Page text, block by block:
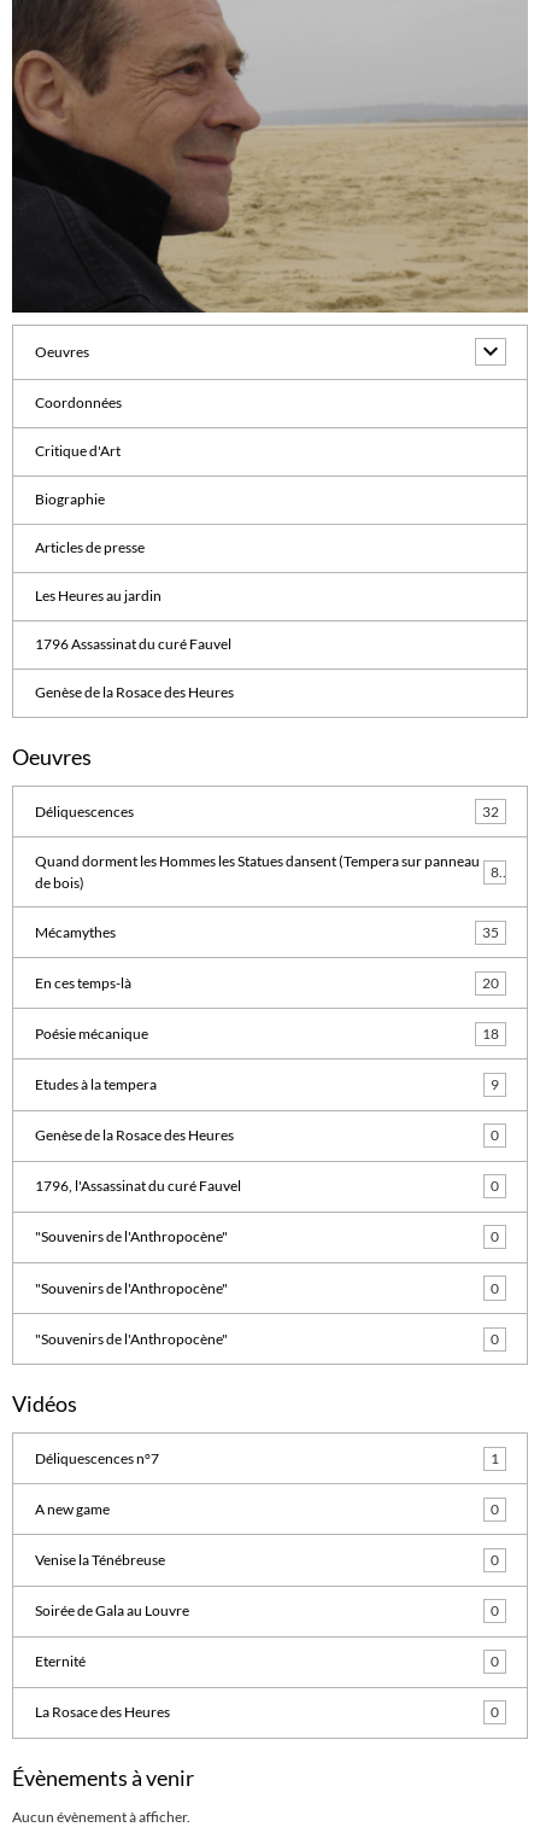
Oeuvres
Coordonnées
Critique d'Art
Biographie
Articles de presse
Les Heures au jardin
1796 Assassinat du curé Fauvel
Genèse de la Rosace des Heures
Oeuvres
Déliquescences 32
Quand dorment les Hommes les Statues dansent (Tempera sur panneau
de bois)
Mécamythes 35
En ces temps-là 20
Poésie mécanique 18
Etudes à la tempera 9
Genèse de la Rosace des Heures 0
1796, l'Assassinat du curé Fauvel 0
"Souvenirs de l'Anthropocène" 0
"Souvenirs de l'Anthropocène" 0
"Souvenirs de l'Anthropocène" 0
Vidéos
Déliquescences n°7 1
A new game 0
Venise la Ténébreuse 0
Soirée de Gala au Louvre 0
Eternité 0
La Rosace des Heures 0
Évènements à venir
Aucun évènement à afficher.